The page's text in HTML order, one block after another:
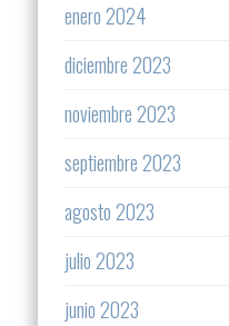
enero 2024
diciembre 2023
noviembre 2023
septiembre 2023
agosto 2023
julio 2023
junio 2023